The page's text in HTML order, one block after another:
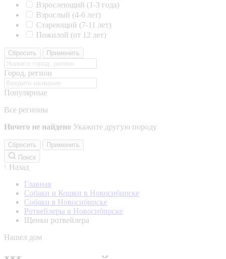
Взрослеющий (1-3 года)
Взрослый (4-6 лет)
Стареющий (7-11 лет)
Пожилой (от 12 лет)
Сбросить Применить
Город, регион
Популярные
Все регионы
Ничего не найдено Укажите другую породу
Сбросить
Применить
Поиск
Назад
Главная
Собаки и Кошки в Новосибирске
Собаки в Новосибирске
Ротвейлеры в Новосибирске
Щенки ротвейлера
Нашел дом